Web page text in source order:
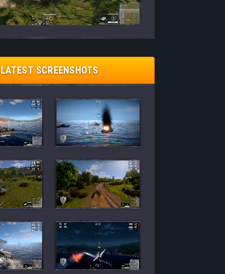
LATEST SCREENSHOTS